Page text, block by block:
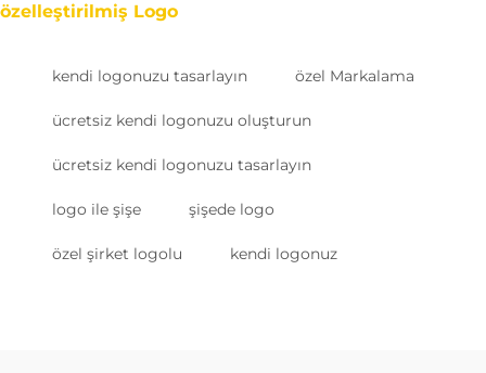
özelleştirilmiş Logo
kendi logonuzu tasarlayın özel Markalama
ücretsiz kendi logonuzu oluşturun
ücretsiz kendi logonuzu tasarlayın
logo ile şişe şişede logo
özel şirket logolu kendi logonuz